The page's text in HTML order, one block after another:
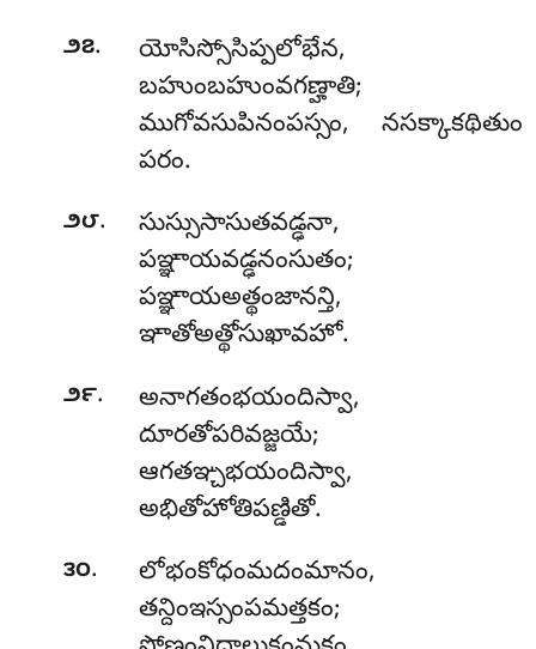
౨౭. యోసిస్సోసిప్పలోభేన,
బహుంబహుంవగణ్హాతి;
ముగోవసుపినంపస్సం, నసక్కాకథితుం
పరం.
౨౮.
సుస్సుసాసుతవడ్ఢనా,
పఞ్ఞాయవడ్ఢనంసుతం;
పఞ్ఞాయఅత్థంజానన్తి,
ఞాతోఅత్థోసుఖావహో.
౨౯. అనాగతంభయందిస్వా,
దూరతోపరివజ్జయే;
ఆగతఞ్చభయందిస్వా,
అభితోహోతిపణ్డితో.
౩౦.
లోభంకోధంమదంమానం,
తన్దింఇస్సంపమత్తకం;